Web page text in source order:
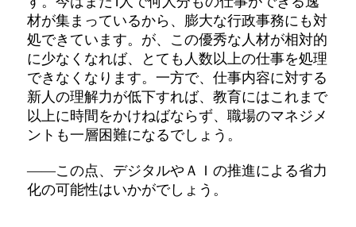
材が集まっているから、膨大な行政事務にも対
処できています。が、この優秀な人材が相対的
に少なくなれば、とても人数以上の仕事を処理
できなくなります。一方で、仕事内容に対する
新人の理解力が低下すれば、教育にはこれまで
以上に時間をかけねばならず、職場のマネジメ
ントも一層困難になるでしょう。
――この点、デジタルやＡＩの推進による省力
化の可能性はいかがでしょう。